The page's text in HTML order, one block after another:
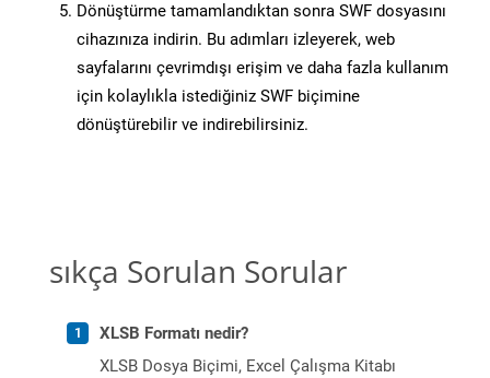
Dönüştürme tamamlandıktan sonra SWF dosyasını
cihazınıza indirin. Bu adımları izleyerek, web
sayfalarını çevrimdışı erişim ve daha fazla kullanım
için kolaylıkla istediğiniz SWF biçimine
dönüştürebilir ve indirebilirsiniz.
sıkça Sorulan Sorular
XLSB Formatı nedir?
XLSB Dosya Biçimi, Excel Çalışma Kitabı